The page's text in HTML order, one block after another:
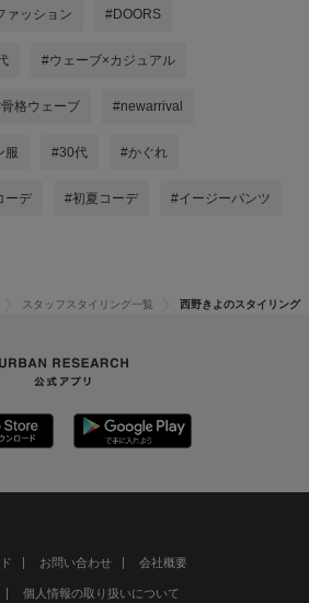
ァッション #DOORS
#ウェーブ×カジュアル
格ウェーブ #newarrival
服 #30代 #かぐれ
ーデ #初夏コーデ #イージーパンツ
スタッフスタイリング一覧 西野きよのスタイリング
お問い合わせ 会社概要
個人情報の取り扱いについて